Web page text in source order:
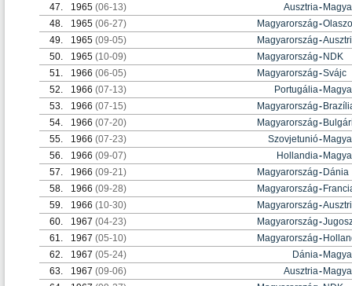
47.
1965 (06-13) Ausztria-
48.
1965 (06-27) Magyarország-
49.
1965 (09-05) Magyarország-
50.
1965 (10-09) Magyarország- NDK
51.
1966 (06-05) Magyarország-Svájc
52.
1966 (07-13) Portugália-
53.
1966 (07-15) Magyarország-
54.
1966 (07-20) Magyarország-
55.
1966 (07-23) Szovjetunió-
56.
1966 (09-07) Hollandia-
57.
1966 (09-21) Magyarország- Dánia
58.
1966 (09-28) Magyarország-
59.
1966 (10-30) Magyarország-
60.
1967 (04-23) Magyarország-
61.
1967 (05-10) Magyarország-
62.
1967 (05-24) Dánia-
63.
1967 (09-06) Ausztria-